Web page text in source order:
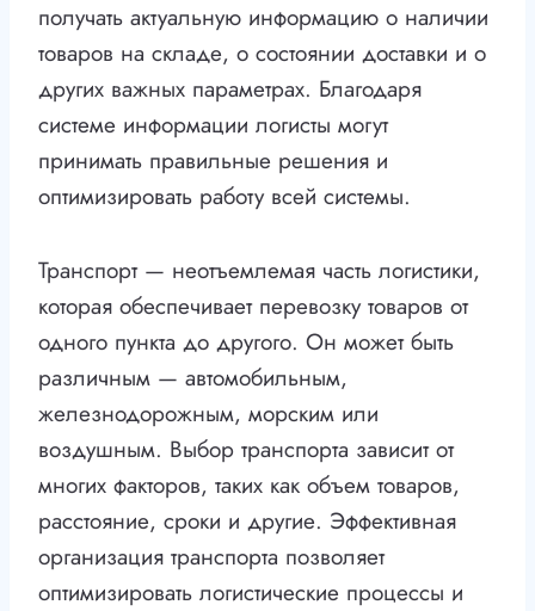
получать актуальную информацию о наличии
товаров на складе, о состоянии доставки и о
других важных параметрах. Благодаря
системе информации логисты могут
принимать правильные решения и
оптимизировать работу всей системы.
Транспорт — неотъемлемая часть логистики,
которая обеспечивает перевозку товаров от
одного пункта до другого. Он может быть
различным — автомобильным,
железнодорожным, морским или
воздушным. Выбор транспорта зависит от
многих факторов, таких как объем товаров,
расстояние, сроки и другие. Эффективная
организация транспорта позволяет
оптимизировать логистические процессы и